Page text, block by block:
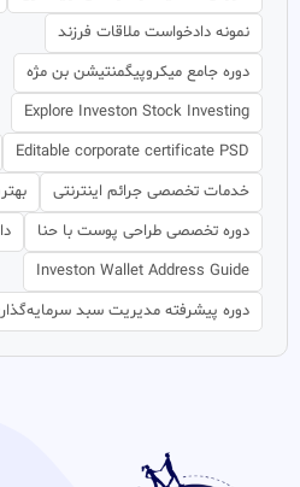
نمونه دادخواست ملاقات فرزند
دوره جامع میکروپیگمنتیشن بن مژه
Explore Investon Stock Investing
Editable corporate certificate PSD
خدمات تخصصی جرائم اینترنتی
دوره تخصصی طراحی پوست با حنا
Investon Wallet Address Guide
دوره پیشرفته مدیریت سبد